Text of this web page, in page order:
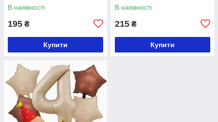
В наявності
195 ₴
Купити
В наявності
215 ₴
Купити